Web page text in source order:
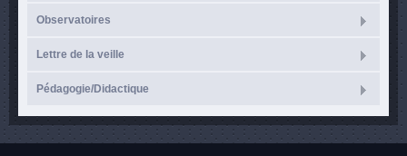
Observatoires
Lettre de la veille
Pédagogie/Didactique